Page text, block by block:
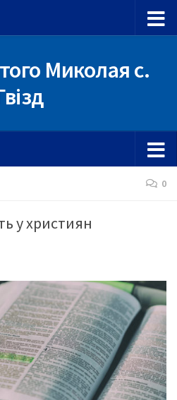
Миколая с.
0
у християн